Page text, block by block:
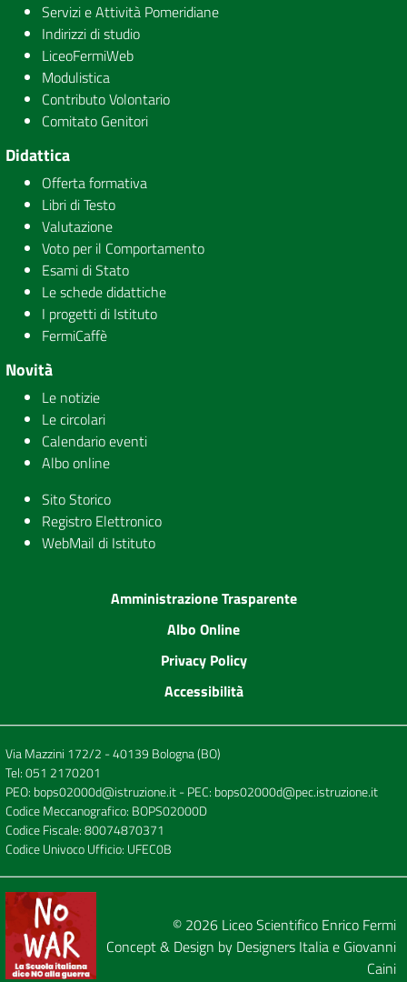
Servizi e Attività Pomeridiane
Indirizzi di studio
LiceoFermiWeb
Modulistica
Contributo Volontario
Comitato Genitori
Didattica
Offerta formativa
Libri di Testo
Valutazione
Voto per il Comportamento
Esami di Stato
Le schede didattiche
I progetti di Istituto
FermiCaffè
Novità
Le notizie
Le circolari
Calendario eventi
Albo online
Sito Storico
Registro Elettronico
WebMail di Istituto
Amministrazione Trasparente
Albo Online
Privacy Policy
Accessibilità
Via Mazzini 172/2 - 40139 Bologna (BO)
Tel:051 2170201
PEO: bops02000d@istruzione.it- PEC: bops02000d@pec.istruzione.it
Codice Meccanografico: BOPS02000D
Codice Fiscale: 80074870371
Codice Univoco Ufficio: UFEC0B
© 2026 Liceo Scientifico Enrico Fermi
Concept & Design by Designers Italiae Giovanni
Caini